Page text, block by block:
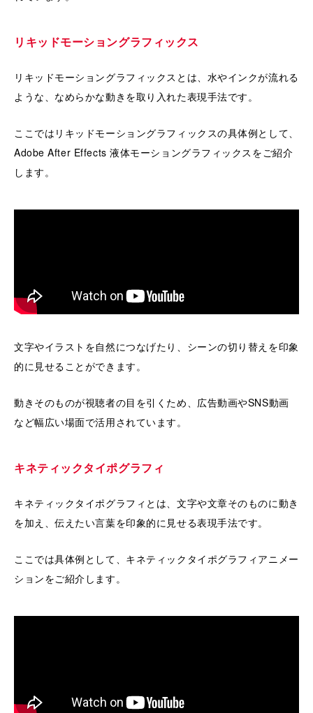
リキッドモーショングラフィックス
リキッドモーショングラフィックスとは、水やインクが流れる
ような、なめらかな動きを取り入れた表現手法です。
ここではリキッドモーショングラフィックスの具体例として、
Adobe After Effects 液体モーショングラフィックスをご紹介
します。
文字やイラストを自然につなげたり、シーンの切り替えを印象
的に見せることができます。
動きそのものが視聴者の目を引くため、広告動画やSNS動画
など幅広い場面で活用されています。
キネティックタイポグラフィ
キネティックタイポグラフィとは、文字や文章そのものに動き
を加え、伝えたい言葉を印象的に見せる表現手法です。
ここでは具体例として、キネティックタイポグラフィアニメー
ションをご紹介します。